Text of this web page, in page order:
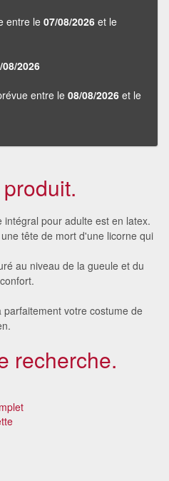
entre le 07/08/2026 et le
08/2026
entre le 08/08/2026 et le
pour adulte est en latex.
tête de mort d'une licorne qui
au niveau de la gueule et du
votre costume de
recherche.